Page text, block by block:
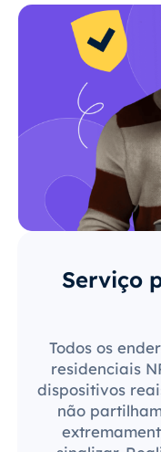
Serviço
Todos os
residenciais
dispositivos
não